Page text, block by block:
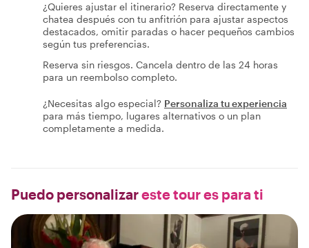
¿Quieres ajustar el itinerario? Reserva directamente y
chatea después con tu anfitrión para ajustar aspectos
destacados, omitir paradas o hacer pequeños cambios
según tus preferencias.
Reserva sin riesgos. Cancela dentro de las 24 horas
para un reembolso completo.
¿Necesitas algo especial? Personaliza tu experiencia
para más tiempo, lugares alternativos o un plan
completamente a medida.
Puedo personalizareste tour es para ti